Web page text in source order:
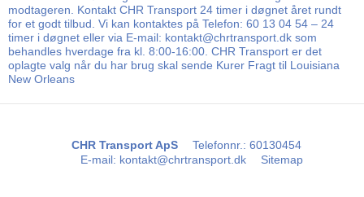
modtageren. Kontakt CHR Transport 24 timer i døgnet året rundt
for et godt tilbud. Vi kan kontaktes på Telefon: 60 13 04 54 – 24
timer i døgnet eller via E-mail: kontakt@chrtransport.dk som
behandles hverdage fra kl. 8:00-16:00. CHR Transport er det
oplagte valg når du har brug skal sende Kurer Fragt til Louisiana
New Orleans
CHR Transport ApS Telefonnr.: 60130454
E-mail: kontakt@chrtransport.dk Sitemap